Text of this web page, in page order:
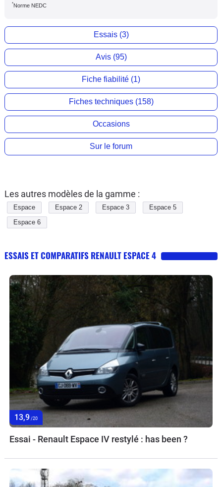
*Norme NEDC
Essais (3)
Avis (95)
Fiche fiabilité (1)
Fiches techniques (158)
Occasions
Sur le forum
Les autres modèles de la gamme :
Espace Espace 2 Espace 3
Espace 5
Espace 6
ESSAIS ET COMPARATIFS RENAULT ESPACE 4
13,9 /20
Essai - Renault Espace IV restylé : has been ?